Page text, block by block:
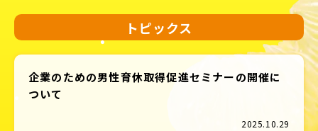
トピックス
企業のための男性育休取得促進セミナーの開催に
ついて
2025.10.29